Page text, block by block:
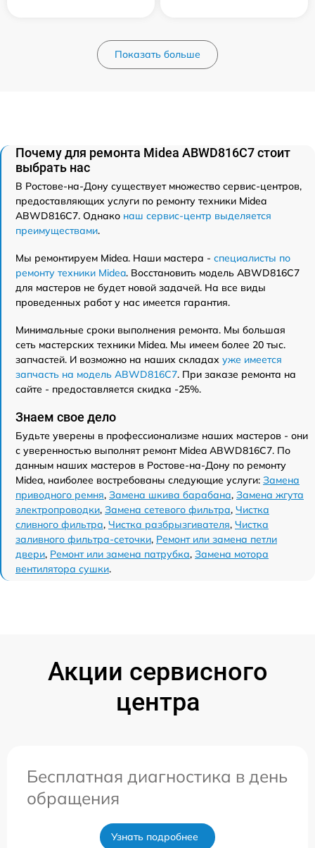
Показать больше
Почему для ремонта Midea ABWD816C7 стоит
выбрать нас
В Ростове-на-Дону существует множество сервис-центров,
предоставляющих услуги по ремонту техники Midea
ABWD816C7. Однако наш сервис-центр выделяется
преимуществами.
Мы ремонтируем Midea. Наши мастера - специалисты по
ремонту техники Midea. Восстановить модель ABWD816C7
для мастеров не будет новой задачей. На все виды
проведенных работ у нас имеется гарантия.
Минимальные сроки выполнения ремонта. Мы большая
сеть мастерских техники Midea. Мы имеем более 20 тыс.
запчастей. И возможно на наших складах уже имеется
запчасть на модель ABWD816C7. При заказе ремонта на
сайте - предоставляется скидка -25%.
Знаем свое дело
Будьте уверены в профессионализме наших мастеров - они
с уверенностью выполнят ремонт Midea ABWD816C7. По
данным наших мастеров в Ростове-на-Дону по ремонту
Midea, наиболее востребованы следующие услуги: Замена
приводного ремня, Замена шкива барабана, Замена жгута
электропроводки, Замена сетевого фильтра, Чистка
сливного фильтра, Чистка разбрызгивателя, Чистка
заливного фильтра-сеточки, Ремонт или замена петли
двери, Ремонт или замена патрубка, Замена мотора
вентилятора сушки.
Акции сервисного
центра
Бесплатная диагностика в день
обращения
Узнать подробнее